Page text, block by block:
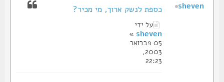
כספת לנשק ארוך, מי מכיר?
על ידי
sheven
»
05 פברואר
2003,
22:23
sheven